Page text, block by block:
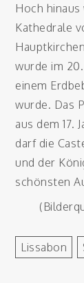
Hoch
Kathedrale
wurde im
einem
wurde. Das
aus dem 17.
darf die
und der
schönsten
Lissabon